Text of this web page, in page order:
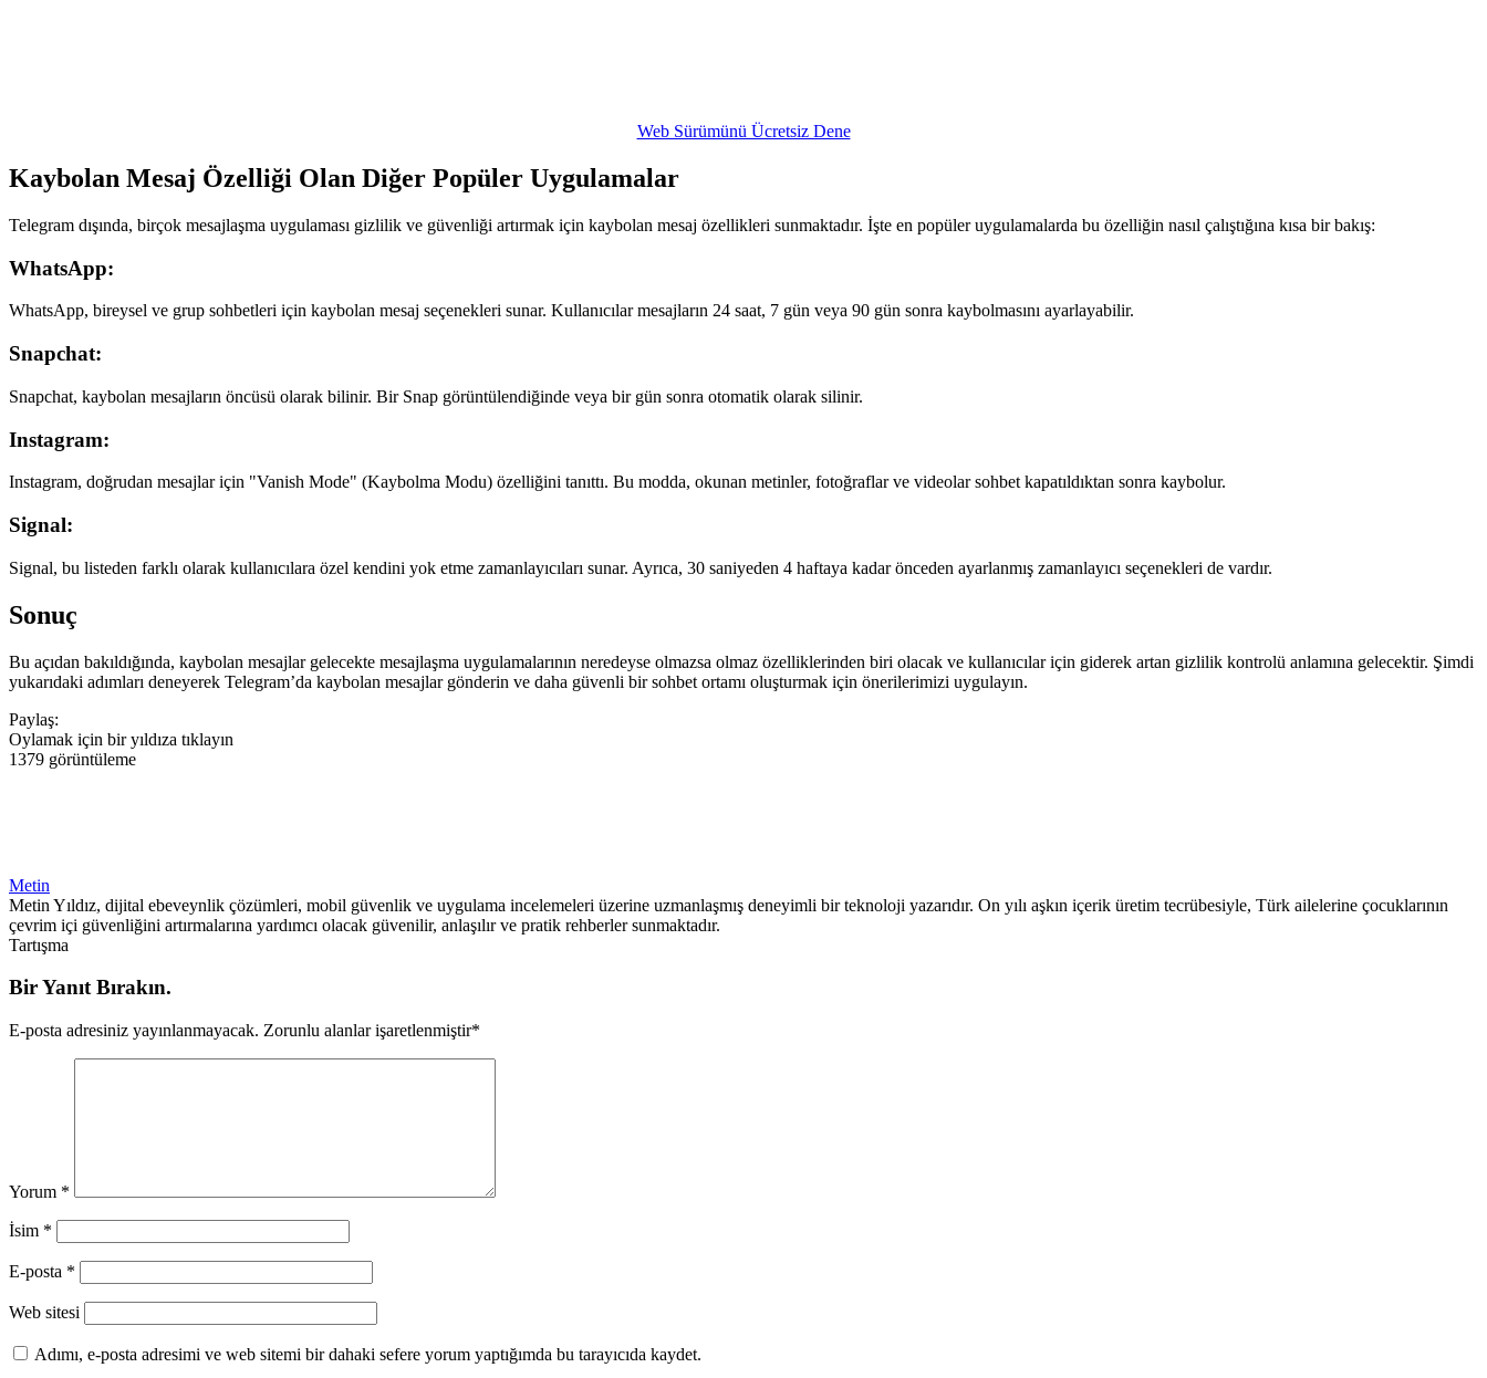
Web Sürümünü Ücretsiz Dene
Kaybolan Mesaj Özelliği Olan Diğer Popüler Uygulamalar
Telegram dışında, birçok mesajlaşma uygulaması gizlilik ve güvenliği artırmak için kaybolan mesaj özellikleri sunmaktadır. İşte en popüler uygulamalarda bu özelliğin nasıl çalıştığına kısa bir bakış:
WhatsApp:
WhatsApp, bireysel ve grup sohbetleri için kaybolan mesaj seçenekleri sunar. Kullanıcılar mesajların 24 saat, 7 gün veya 90 gün sonra kaybolmasını ayarlayabilir.
Snapchat:
Snapchat, kaybolan mesajların öncüsü olarak bilinir. Bir Snap görüntülendiğinde veya bir gün sonra otomatik olarak silinir.
Instagram:
Instagram, doğrudan mesajlar için "Vanish Mode" (Kaybolma Modu) özelliğini tanıttı. Bu modda, okunan metinler, fotoğraflar ve videolar sohbet kapatıldıktan sonra kaybolur.
Signal:
Signal, bu listeden farklı olarak kullanıcılara özel kendini yok etme zamanlayıcıları sunar. Ayrıca, 30 saniyeden 4 haftaya kadar önceden ayarlanmış zamanlayıcı seçenekleri de vardır.
Sonuç
Bu açıdan bakıldığında, kaybolan mesajlar gelecekte mesajlaşma uygulamalarının neredeyse olmazsa olmaz özelliklerinden biri olacak ve kullanıcılar için giderek artan gizlilik kontrolü anlamına gelecektir. Şimdi
yukarıdaki adımları deneyerek Telegram’da kaybolan mesajlar gönderin ve daha güvenli bir sohbet ortamı oluşturmak için önerilerimizi uygulayın.
Paylaş:
Oylamak için bir yıldıza tıklayın
1379 görüntüleme
Metin
Metin Yıldız, dijital ebeveynlik çözümleri, mobil güvenlik ve uygulama incelemeleri üzerine uzmanlaşmış deneyimli bir teknoloji yazarıdır. On yılı aşkın içerik üretim tecrübesiyle, Türk ailelerine çocuklarının
çevrim içi güvenliğini artırmalarına yardımcı olacak güvenilir, anlaşılır ve pratik rehberler sunmaktadır.
Tartışma
Bir Yanıt Bırakın.
E-posta adresiniz yayınlanmayacak. Zorunlu alanlar işaretlenmiştir*
Yorum *
İsim *
E-posta *
Web sitesi
Adımı, e-posta adresimi ve web sitemi bir dahaki sefere yorum yaptığımda bu tarayıcıda kaydet.